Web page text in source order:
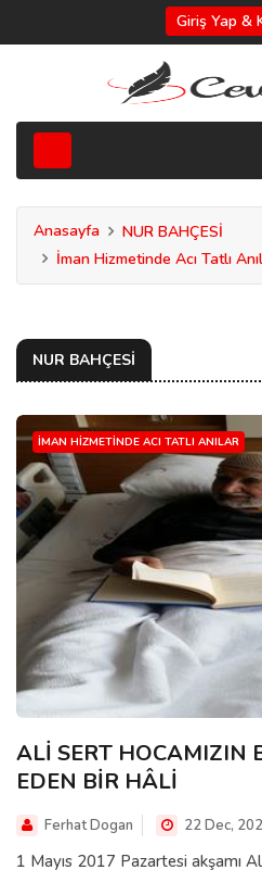
Giriş Yap &
Anasayfa
NUR BAHÇESİ
İman Hizmetinde Acı Tatlı
NUR BAHÇESİ
İMAN HIZMETINDE ACI TATLI ANILAR
ALİ SERT HOCAMIZIN
EDEN BİR HÂLİ
Ferhat Dogan 22 Dec,
1 Mayıs 2017 Pazartesi akşamı